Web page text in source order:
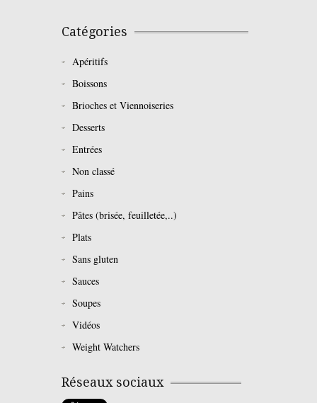
Catégories
Apéritifs
Boissons
Brioches et Viennoiseries
Desserts
Entrées
Non classé
Pains
Pâtes (brisée, feuilletée,..)
Plats
Sans gluten
Sauces
Soupes
Vidéos
Weight Watchers
Réseaux sociaux